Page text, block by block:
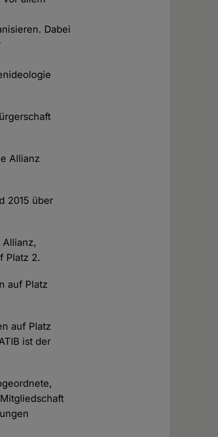
Dabei
Allianz
2015 über
Allianz,
Platz 2.
auf Platz
auf Platz
ist der